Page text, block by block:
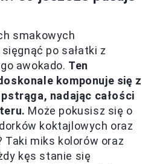
smakowych
po sałatki z
awokado. Ten
komponuje się z
nadając całości
Może pokusisz się o
koktajlowych oraz
Taki miks kolorów oraz
kęs stanie się